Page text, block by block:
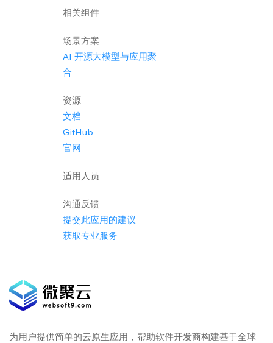
相关组件
场景方案
AI 开源大模型与应用聚
合
资源
文档
GitHub
官网
适用人员
沟通反馈
提交此应用的建议
获取专业服务
为用户提供简单的云原生应用，帮助软件开发商构建基于全球